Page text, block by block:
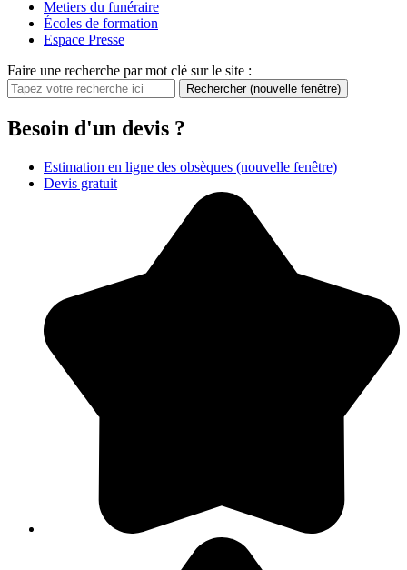
Metiers du funéraire
Écoles de formation
Espace Presse
Faire une recherche par mot clé sur le site :
Rechercher (nouvelle fenêtre)
Besoin d'un devis ?
Estimation en ligne des obsèques (nouvelle fenêtre)
Devis gratuit